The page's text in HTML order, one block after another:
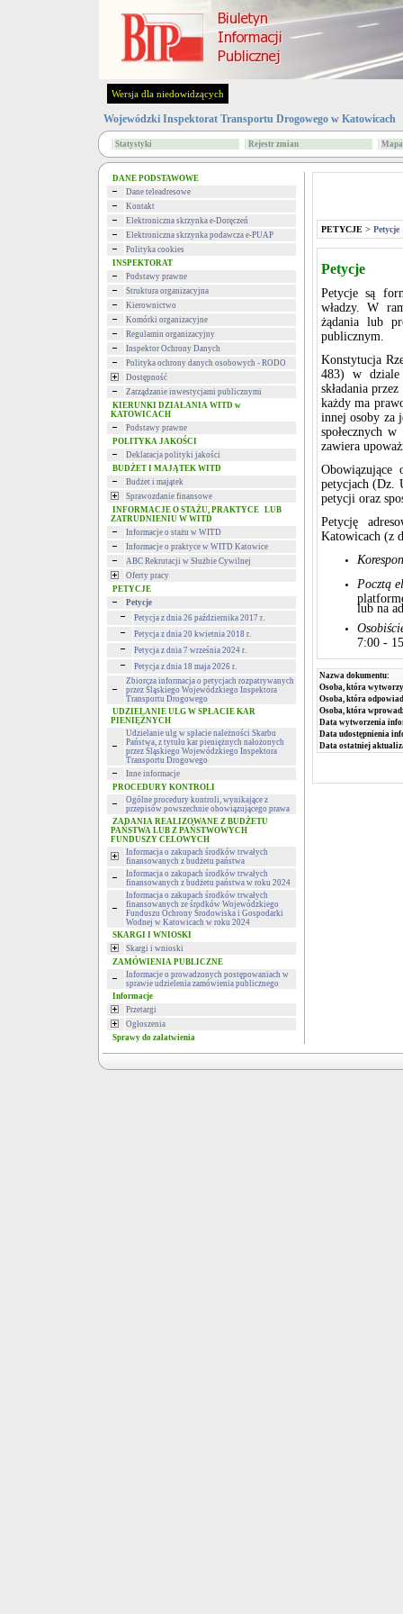
Wersja dla niedowidzących
Wojewódzki Inspektorat Transportu Drogowego w Katowicach
Statystyki Rejestr zmian
DANE PODSTAWOWE
Dane teleadresowe
Kontakt
Elektroniczna skrzynka e-Doręczeń
Elektroniczna skrzynka podawcza e-PUAP
Polityka cookies
INSPEKTORAT
Podstawy prawne
Struktura organizacyjna
Kierownictwo
Komórki organizacyjne
Regulamin organizacyjny
Inspektor Ochrony Danych
Polityka ochrony danych osobowych - RODO
Dostępność
Zarządzanie inwestycjami publicznymi
KIERUNKI DZIAŁANIA WITD w
KATOWICACH
Podstawy prawne
POLITYKA JAKOŚCI
Deklaracja polityki jakości
BUDŻET I MAJĄTEK WITD
Budżet i majątek
Sprawozdanie finansowe
INFORMACJE O STAŻU, PRAKTYCE LUB
ZATRUDNIENIU W WITD
Informacje o stażu w WITD
Informacje o praktyce w WITD Katowice
ABC Rekrutacji w Służbie Cywilnej
Oferty pracy
PETYCJE
Petycje
Petycja z dnia 26 października 2017 r.
Petycja z dnia 20 kwietnia 2018 r.
Petycja z dnia 7 września 2024 r.
Petycja z dnia 18 maja 2026 r.
Zbiorcza informacja o petycjach rozpatrywanych
przez Śląskiego Wojewódzkiego Inspektora
Transportu Drogowego
UDZIELANIE ULG W SPŁACIE KAR
PIENIĘŻNYCH
Udzielanie ulg w spłacie należności Skarbu
Państwa, z tytułu kar pieniężnych nałożonych
przez Śląskiego Wojewódzkiego Inspektora
Transportu Drogowego
Inne informacje
PROCEDURY KONTROLI
Ogólne procedury kontroli, wynikające z
przepisów powszechnie obowiązującego prawa
ZADANIA REALIZOWANE Z BUDŻETU
PAŃSTWA LUB Z PAŃSTWOWYCH
FUNDUSZY CELOWYCH
Informacja o zakupach środków trwałych
finansowanych z budżetu państwa
Informacja o zakupach środków trwałych
finansowanych z budżetu państwa w roku 2024
Informacja o zakupach środków trwałych
finansowanych ze środków Wojewódzkiego
Funduszu Ochrony Środowiska i Gospodarki
Wodnej w Katowicach w roku 2024
SKARGI I WNIOSKI
Skargi i wnioski
ZAMÓWIENIA PUBLICZNE
Informacje o prowadzonych postępowaniach w
sprawie udzielenia zamówienia publicznego
Informacje
Przetargi
Ogłoszenia
Sprawy do załatwienia
PETYCJE > Petycje
Petycje
Petycje są
władzy. W
żądania lub
publicznym.
Konstytucja
483) w
składania
każdy ma
innej osoby za
społecznych
zawiera
petycjach (Dz.
petycji oraz
Petycję
Katowicach (z
Pocztą
lub na
7:00 -
Nazwa dokumentu:
Osoba, która
Osoba, która
Osoba, która
Data wytworzenia
Data udostępnienia
Data ostatniej